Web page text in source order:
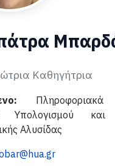
Καθηγήτρια
Υπολογισμού και
Αλυσίδας